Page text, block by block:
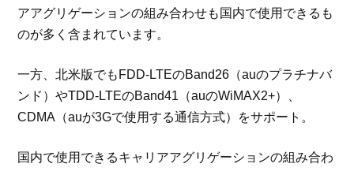
アアグリゲーションの組み合わせも国内で使用できるも
のが多く含まれています。
一方、北米版でもFDD-LTEのBand26（auのプラチナバ
ンド）やTDD-LTEのBand41（auのWiMAX2+）、
CDMA（auが3Gで使用する通信方式）をサポート。
国内で使用できるキャリアアグリゲーションの組み合わ